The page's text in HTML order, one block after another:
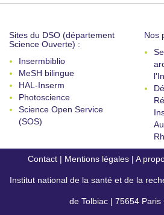
Sites du DSO (département
Science Ouverte) :
Insermbiblio
MeSH bilingue
HAL-Inserm
Photoscience
Science Open Service
(SOS)
Nos
Contact | Mentions légales | A
conforme)
Institut national de la santé et de la
de Tolbiac | 75654 Paris